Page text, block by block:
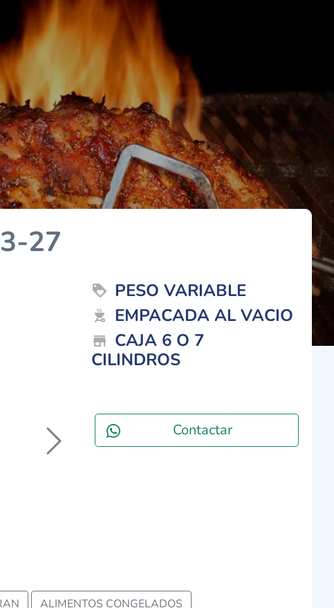
27
Next
loyalty PESO VARIABLE
outdoor_grill EMPACADA AL VACIO
store_mall_directory CAJA 6 O 7
CILINDROS
Contactar
ALIMENTOS CONGELADOS